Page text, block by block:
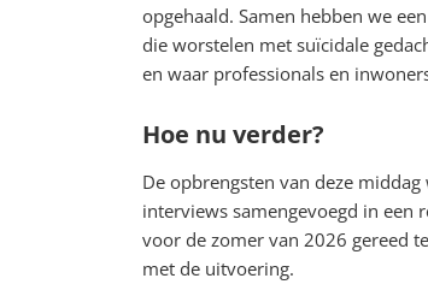
opgehaald. Samen hebben we
die worstelen met suïcidale
en waar professionals en
Hoe nu verder?
De opbrengsten van deze
interviews samengevoegd in een
voor de zomer van 2026 gereed
met de uitvoering.